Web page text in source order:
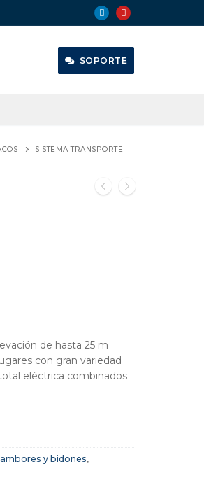
SOPORTE
SISTEMA TRANSPORTE
de hasta 25 m
con gran variedad
eléctrica combinados
y bidones,